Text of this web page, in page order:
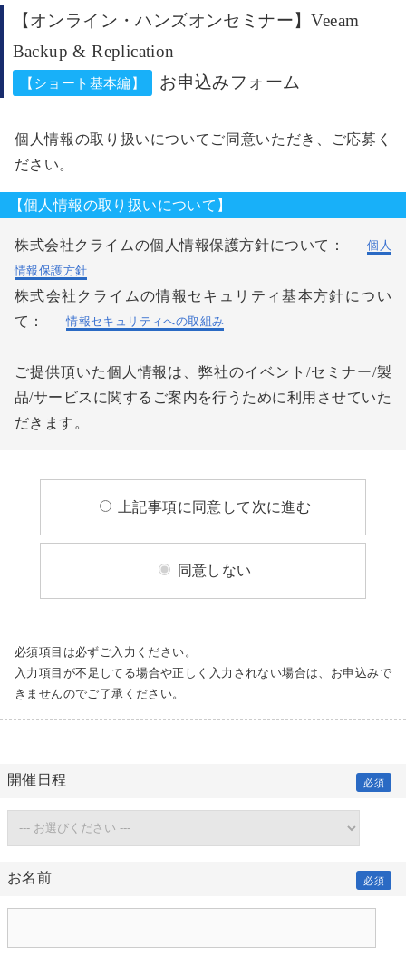
【オンライン・ハンズオンセミナー】Veeam
Backup & Replication
【ショート基本編】 お申込みフォーム
個人情報の取り扱いについてご同意いただき、ご応募く
ださい。
【個人情報の取り扱いについて】
株式会社クライムの個人情報保護方針について：
個人
情報保護方針
株式会社クライムの情報セキュリティ基本方針につい
て：
情報セキュリティへの取組み
ご提供頂いた個人情報は、弊社のイベント/セミナー/製
品/サービスに関するご案内を行うために利用させていた
だきます。
上記事項に同意して次に進む
同意しない
必須項目は必ずご入力ください。
入力項目が不足してる場合や正しく入力されない場合は、お申込みで
きませんのでご了承ください。
開催日程 必須
お名前 必須